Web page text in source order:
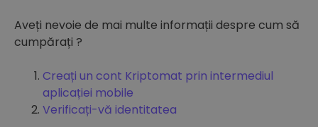
Aveți nevoie de mai multe informații despre cum să
cumpărați ?
Creați un cont Kriptomat prin intermediul
aplicației mobile
Verificați-vă identitatea